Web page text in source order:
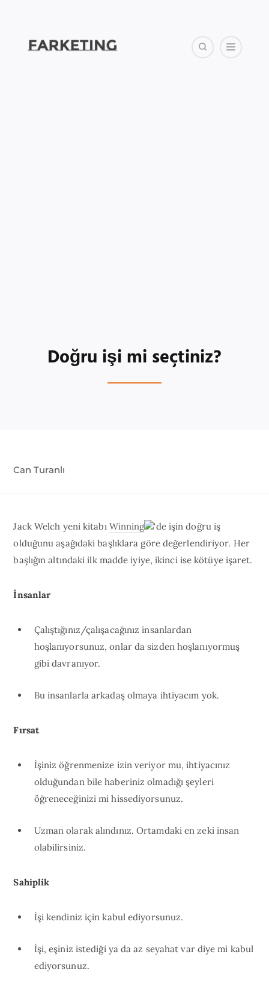
Doğru işi mi seçtiniz?
Can Turanlı
Jack Welch yeni kitabı Winning
‘de işin doğru iş
olduğunu aşağıdaki başlıklara göre değerlendiriyor. Her
başlığın altındaki ilk madde iyiye, ikinci ise kötüye işaret.
İnsanlar
Çalıştığınız/çalışacağınız insanlardan
hoşlanıyorsunuz, onlar da sizden hoşlanıyormuş
gibi davranıyor.
Bu insanlarla arkadaş olmaya ihtiyacım yok.
Fırsat
İşiniz öğrenmenize izin veriyor mu, ihtiyacınız
olduğundan bile haberiniz olmadığı şeyleri
öğreneceğinizi mi hissediyorsunuz.
Uzman olarak alındınız. Ortamdaki en zeki insan
olabilirsiniz.
Sahiplik
İşi kendiniz için kabul ediyorsunuz.
İşi, eşiniz istediği ya da az seyahat var diye mi kabul
ediyorsunuz.